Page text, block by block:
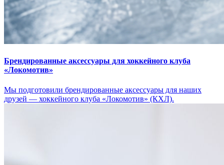
Брендированные аксессуары для хоккейного клуба
«Локомотив»
Мы подготовили брендированные аксессуары для наших
друзей — хоккейного клуба «Локомотив» (КХЛ).